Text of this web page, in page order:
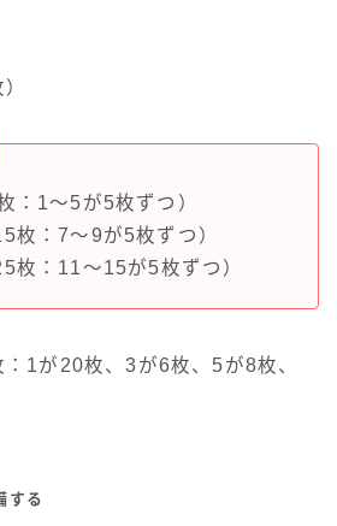
：1～5が5枚ずつ）
枚：7～9が5枚ずつ）
枚：11～15が5枚ずつ）
：1が20枚、3が6枚、5が8枚、
する